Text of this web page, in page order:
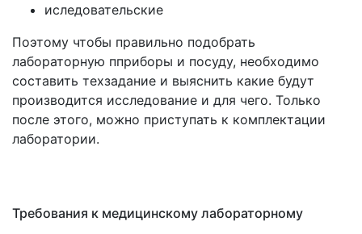
иследовательские
Поэтому чтобы правильно подобрать
лабораторную пприборы и посуду, необходимо
составить техзадание и выяснить какие будут
производится исследование и для чего. Только
после этого, можно приступать к комплектации
лаборатории.
Требования к медицинскому лабораторному